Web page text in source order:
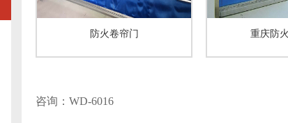
防火卷帘门 重庆防
咨询：WD-6016